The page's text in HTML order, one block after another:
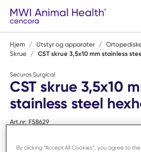
Hopp til hovedinnhold
Hjem / Utstyr og apparater /
Skrue
/ CST skrue 3,5x10 mm stainless
Securos Surgical
CST skrue 3,5x10
stainless steel
Art.nr: F58629
By clicking “Accept All Cookies”, you agree to